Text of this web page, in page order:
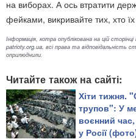
на виборах. А ось втратити
фейками, викривайте тих, хто
Інформація, котра опублікована на цій
patrioty.org.ua, всі права та відповідальність
оприлюднили.
Читайте також на сайті:
Хіти тижня.
трупов": У
воєнний
у Росії